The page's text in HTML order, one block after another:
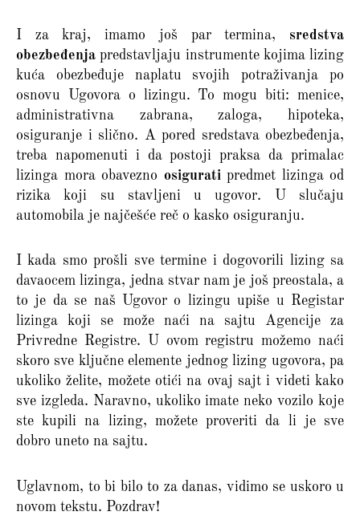
I za kraj, imamo još par termina, sredstva
obezbeđenja predstavljaju instrumente kojima lizing
kuća obezbeđuje naplatu svojih potraživanja po
osnovu Ugovora o lizingu. To mogu biti: menice,
administrativna zabrana, zaloga, hipoteka,
osiguranje i slično. A pored sredstava obezbeđenja,
treba napomenuti i da postoji praksa da primalac
lizinga mora obavezno osigurati predmet lizinga od
rizika koji su stavljeni u ugovor. U slučaju
automobila je najčešće reč o kasko osiguranju.
I kada smo prošli sve termine i dogovorili lizing sa
davaocem lizinga, jedna stvar nam je još preostala, a
to je da se naš Ugovor o lizingu upiše u Registar
lizinga koji se može naći na sajtu Agencije za
Privredne Registre. U ovom registru možemo naći
skoro sve ključne elemente jednog lizing ugovora, pa
ukoliko želite, možete otići na ovaj sajt i videti kako
sve izgleda. Naravno, ukoliko imate neko vozilo koje
ste kupili na lizing, možete proveriti da li je sve
dobro uneto na sajtu.
Uglavnom, to bi bilo to za danas, vidimo se uskoro u
novom tekstu. Pozdrav!